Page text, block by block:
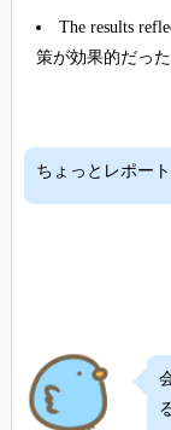
The results
策が効果的だっ
ちょっとレポー